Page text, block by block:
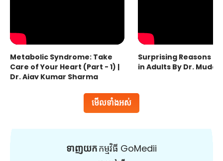
មើលទាំងអស់
Metabolic Syndrome: Take
Care of Your Heart (Part - 1) |
Dr. Ajay Kumar Sharma
Surprising Reasons
in Adults By Dr.
ទាញយកកម្មវិធី GoMedii